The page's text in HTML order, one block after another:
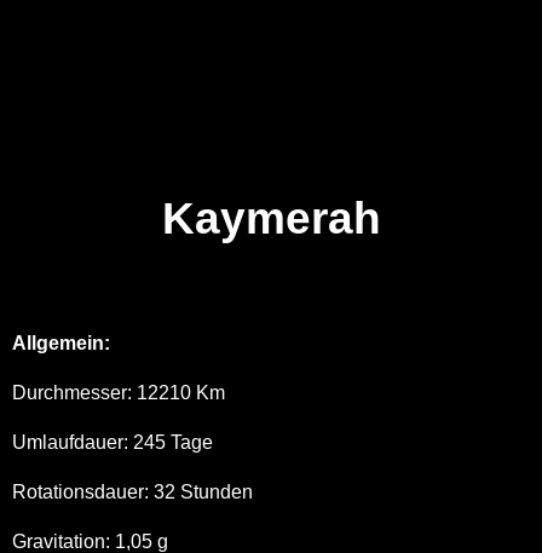
Kaymerah
Allgemein:
Durchmesser: 12210 Km
Umlaufdauer: 245 Tage
Rotationsdauer: 32 Stunden
Gravitation: 1,05 g